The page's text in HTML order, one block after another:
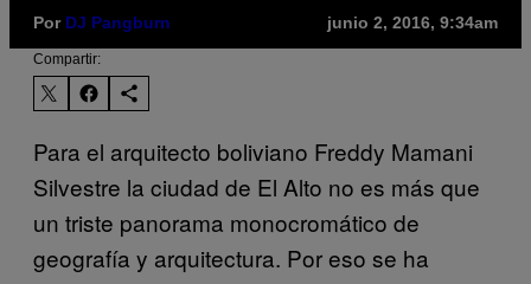
Por DJ Pangburn junio 2, 2016, 9:34am
Compartir:
Para el arquitecto boliviano Freddy Mamani
Silvestre la ciudad de El Alto no es más que
un triste panorama monocromático de
geografía y arquitectura. Por eso se ha